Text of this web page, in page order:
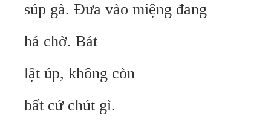
súp gà. Đưa vào miệng đang
há chờ. Bát
lật úp, không còn
bất cứ chút gì.